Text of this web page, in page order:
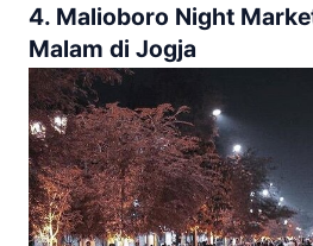
4. Malioboro Night
Malam di Jogja